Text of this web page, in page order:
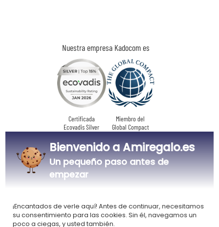
Nuestra empresa Kadocom es
Certificada
Ecovadis Silver
Miembro del
Global Compact
Nuestro enfoque RSE|Glosario de etiquetas
Este regalo es
Bienvenido a Amiregalo.es
Un pequeño paso antes de
empezar
¡Encantados de verle aquí! Antes de continuar, necesitamos
su consentimiento para las cookies. Sin él, navegamos un
poco a ciegas, y usted también.